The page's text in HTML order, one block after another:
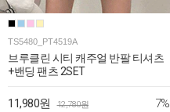
TS5480_PT4519A
브루클린 시티 캐주얼 반팔 티셔츠
+밴딩 팬츠 2SET
11,980원 12,780원 7%